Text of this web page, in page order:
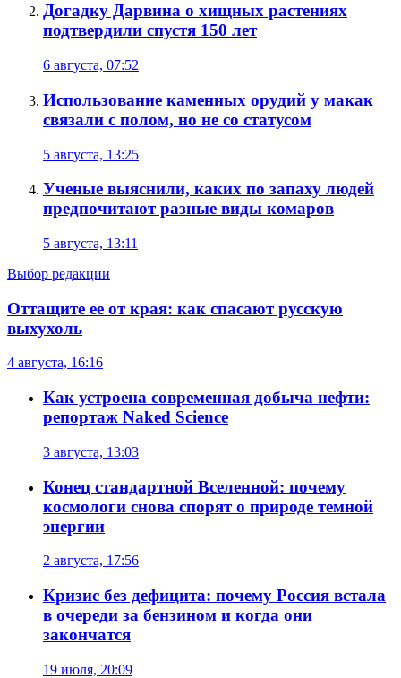
Догадку Дарвина о хищных растениях
подтвердили спустя 150 лет
6 августа, 07:52
Использование каменных орудий у макак
связали с полом, но не со статусом
5 августа, 13:25
Ученые выяснили, каких по запаху людей
предпочитают разные виды комаров
5 августа, 13:11
Выбор редакции
Оттащите ее от края: как спасают русскую
выхухоль
4 августа, 16:16
Как устроена современная добыча нефти:
репортаж Naked Science
3 августа, 13:03
Конец стандартной Вселенной: почему
космологи снова спорят о природе темной
энергии
2 августа, 17:56
Кризис без дефицита: почему Россия встала
в очереди за бензином и когда они
закончатся
19 июля, 20:09